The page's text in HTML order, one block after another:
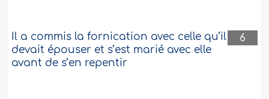
6
Il a commis la fornication avec celle qu’il
devait épouser et s’est marié avec elle
avant de s’en repentir